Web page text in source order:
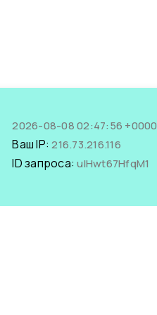
2026-08-08 02:47:56 +0000
Ваш IP:216.73.216.116
ID запроса:ulHwt67HfqM1